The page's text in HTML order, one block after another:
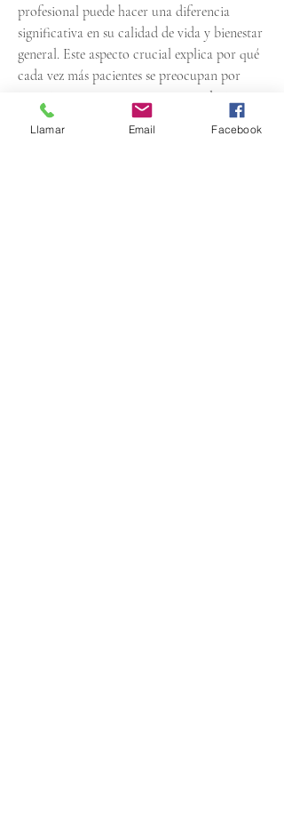
profesional puede hacer una diferencia
significativa en su calidad de vida y bienestar
general. Este aspecto crucial explica por qué
cada vez más pacientes se preocupan por
investigar, preguntar, comparar y elegir
cuidadosamente al ginecólogo que las
atenderá, ya que la salud femenina es un
Llamar Email Facebook